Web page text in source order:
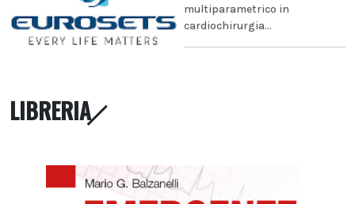
multiparametrico in
cardiochirurgia...
LIBRERIA